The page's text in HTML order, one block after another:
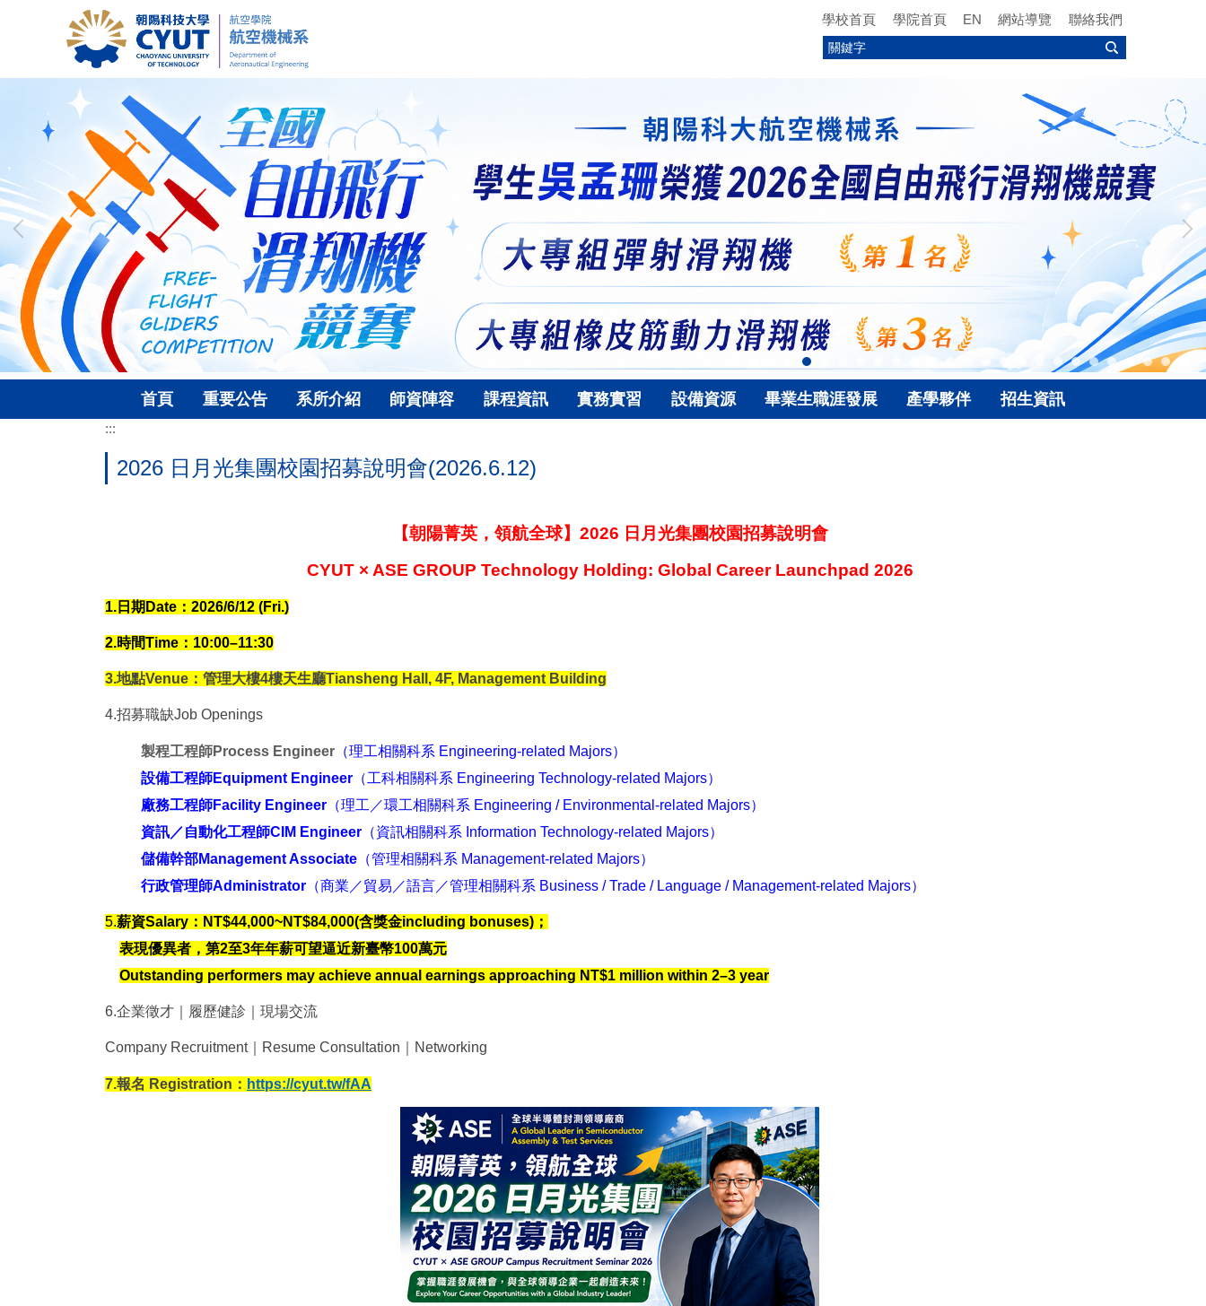
學校首頁 學院首頁 EN 網站導覽 聯絡我們
首頁 重要公告 系所介紹 師資陣容 課程資訊 實務實習 設備資源 畢業生職涯發展 產學夥伴 招生資訊
:::
2026 日月光集團校園招募說明會(2026.6.12)
【朝陽菁英，領航全球】2026 日月光集團校園招募說明會
CYUT × ASE GROUP Technology Holding: Global Career Launchpad 2026
1. 日期Date：2026/6/12 (Fri.)
2.時間Time：10:00–11:30
3.地點Venue：管理大樓4樓天生廳Tiansheng Hall, 4F, Management Building
4.招募職缺Job Openings
製程工程師Process Engineer （理工相關科系 Engineering-related Majors）
設備工程師Equipment Engineer （工科相關科系 Engineering Technology-related Majors）
廠務工程師Facility Engineer （理工／環工相關科系 Engineering / Environmental-related Majors）
資訊／自動化工程師CIM Engineer （資訊相關科系 Information Technology-related Majors）
儲備幹部Management Associate （管理相關科系 Management-related Majors）
行政管理師Administrator （商業／貿易／語言／管理相關科系 Business / Trade / Language / Management-related Majors）
5.薪資Salary：NT$44,000~NT$84,000(含獎金including bonuses)；
表現優異者，第2至3年年薪可望逼近新臺幣100萬元
Outstanding performers may achieve annual earnings approaching NT$1 million within 2–3 year
6.企業徵才｜履歷健診｜現場交流
Company Recruitment｜Resume Consultation｜Networking
7.報名 Registration： https://cyut.tw/fAA